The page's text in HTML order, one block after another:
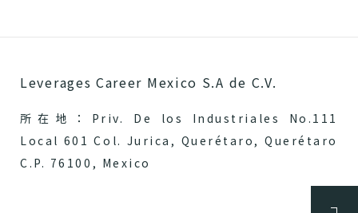
Leverages Career Mexico S.A de C.V.
所在地：Priv. De los Industriales No.111
Local 601 Col. Jurica, Querétaro, Querétaro
C.P. 76100, Mexico